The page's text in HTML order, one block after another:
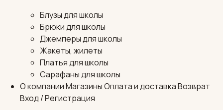
Блузы для школы
Брюки для школы
Джемперы для школы
Жакеты, жилеты
Платья для школы
Сарафаны для школы
О компанииМагазиныОплата и доставкаВозврат
Вход / Регистрация